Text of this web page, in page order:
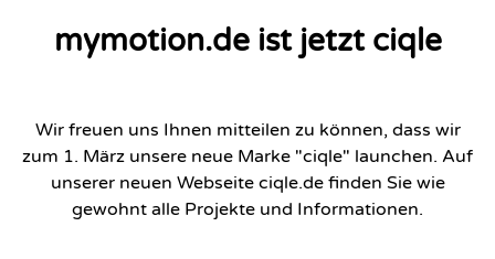
mymotion.de ist jetzt ciqle
Wir freuen uns Ihnen mitteilen zu können, dass wir
zum 1. März unsere neue Marke "ciqle" launchen. Auf
unserer neuen Webseite ciqle.definden Sie wie
gewohnt alle Projekte und Informationen.